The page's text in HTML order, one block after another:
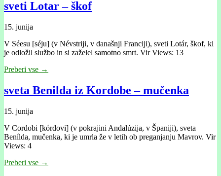
sveti Lotar – škof
15. junija
V Séesu [séju] (v Névstriji, v današnji Franciji), sveti Lotár, škof, ki
je odložil službo in si zaželel samotno smrt. Vir Views: 13
Preberi vse →
sveta Benilda iz Kordobe – mučenka
15. junija
V Cordobi [kórdovi] (v pokrajini Andalúzija, v Španiji), sveta
Benílda, mučenka, ki je umrla že v letih ob preganjanju Mavrov. Vir
Views: 4
Preberi vse →